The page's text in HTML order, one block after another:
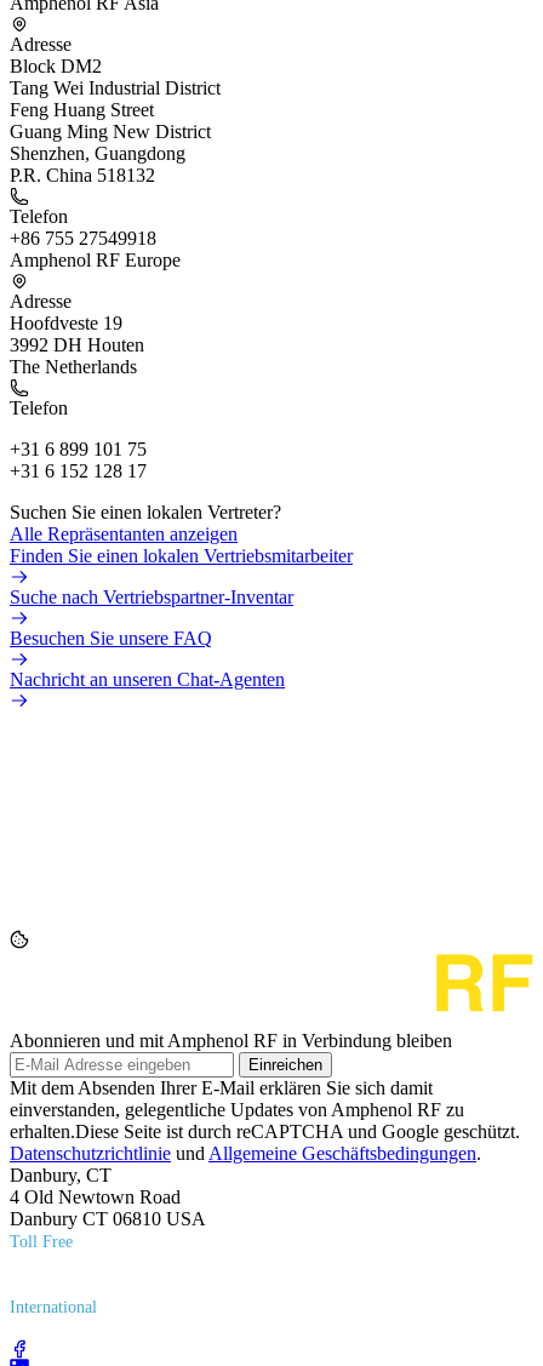
Adresse
Block DM2
Tang Wei Industrial District
Feng Huang Street
Guang Ming New District
Shenzhen, Guangdong
P.R. China 518132
Telefon
+86 755 27549918
Amphenol RF Europe
Adresse
Hoofdveste 19
3992 DH Houten
The Netherlands
Telefon
+31 6 899 101 75
+31 6 152 128 17
Suchen Sie einen lokalen Vertreter?
Alle Repräsentanten anzeigen
Finden Sie einen lokalen Vertriebsmitarbeiter
Suche nach Vertriebspartner-Inventar
Besuchen Sie unsere FAQ
Nachricht an unseren Chat-Agenten
Abonnieren und mit Amphenol RF in Verbindung bleiben
Einreichen
Mit dem Absenden Ihrer E-Mail erklären Sie sich damit
einverstanden, gelegentliche Updates von Amphenol RF zu
erhalten.Diese Seite ist durch reCAPTCHA und Google geschützt.
Datenschutzrichtlinie und Allgemeine Geschäftsbedingungen.
Danbury, CT
4 Old Newtown Road
Danbury CT 06810 USA
Toll Free
International